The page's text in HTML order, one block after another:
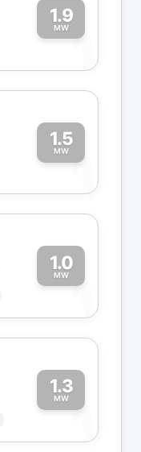
1.9
MW1
1.5
MW1
1.0
MW1
1.3
MW1